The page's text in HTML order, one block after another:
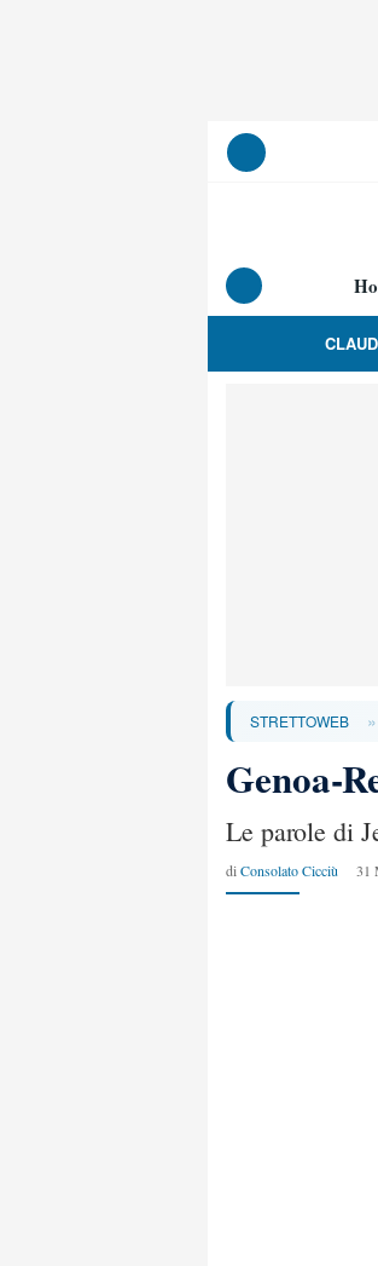
STRETTOWEB »
Genoa-
Le parole di
di Consolato Cicciù 31